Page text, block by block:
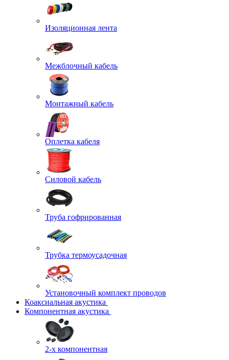
Изоляционная лента
Межблочный кабель
Монтажный кабель
Оплетка кабеля
Силовой кабель
Труба гофрированная
Трубка термоусадочная
Установочный комплект проводов
Коаксиальная акустика
Компонентная акустика
2-х компонентная